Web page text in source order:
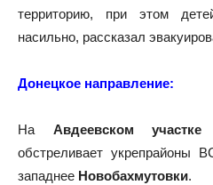
территорию, при этом
насильно, рассказал
Донецкое направление:
На Авдеевском участке
обстреливает укрепрайоны
западнее Новобахмутовки.